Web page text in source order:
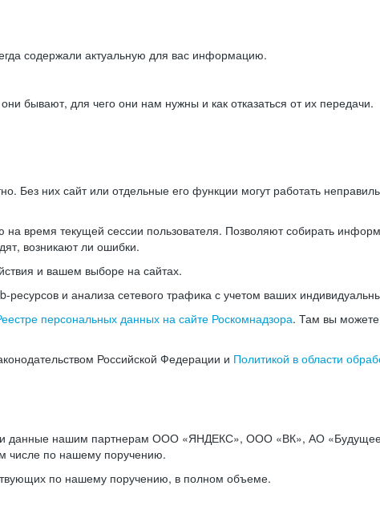
содержали актуальную для вас информацию.
бывают, для чего они нам нужны и как отказаться от их передачи.
Без них сайт или отдельные его функции могут работать
время текущей сессии пользователя. Позволяют собирать
возникают ли ошибки.
и вашем выборе на сайтах.
и анализа сетевого трафика с учетом ваших
персональных данных на сайте Роскомнадзора. Там вы
Российской Федерации и Политикой в области
данные нашим партнерам ООО «ЯНДЕКС», ООО «ВК», АО
числе по нашему поручению.
по нашему поручению, в полном объеме.